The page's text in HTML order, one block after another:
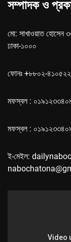
সম্পাদক ও
মো: সাখাওয়াত হোসেন
ঢাকা-১০০০
ফোনঃ +৮৮০২-
মফস্বল :
মফস্বল :
ই-মেইল: